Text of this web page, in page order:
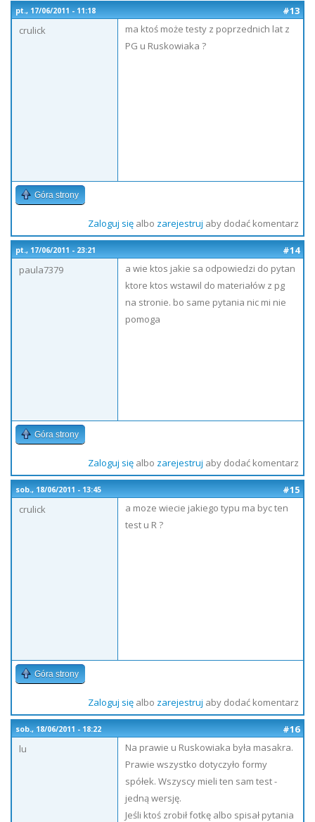
pt., 17/06/2011 - 11:18
#13
crulick
ma ktoś może testy z poprzednich lat z
PG u Ruskowiaka ?
Góra strony
Zaloguj sięalbo zarejestruj aby dodać komentarz
pt., 17/06/2011 - 23:21
#14
paula7379
a wie ktos jakie sa odpowiedzi do pytan
ktore ktos wstawil do materiałów z pg
na stronie. bo same pytania nic mi nie
pomoga
Góra strony
Zaloguj sięalbo zarejestruj aby dodać komentarz
sob., 18/06/2011 - 13:45
#15
crulick
a moze wiecie jakiego typu ma byc ten
test u R ?
Góra strony
Zaloguj sięalbo zarejestruj aby dodać komentarz
sob., 18/06/2011 - 18:22
#16
lu
Na prawie u Ruskowiaka była masakra.
Prawie wszystko dotyczyło formy
spółek. Wszyscy mieli ten sam test -
jedną wersję.
Jeśli ktoś zrobił fotkę albo spisał pytania